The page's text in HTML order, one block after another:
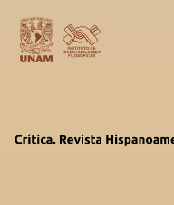
Navigation
Main
Content